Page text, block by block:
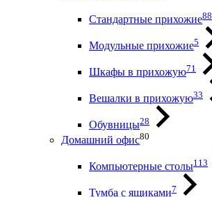
Стандартные прихожие88
Модульные прихожие5
Шкафы в прихожую71
Вешалки в прихожую33
Обувницы28
Домашний офис80
Компьютерные столы113
Тумба с ящиками7